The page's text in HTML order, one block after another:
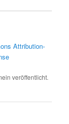
Attribution-
veröffentlicht.